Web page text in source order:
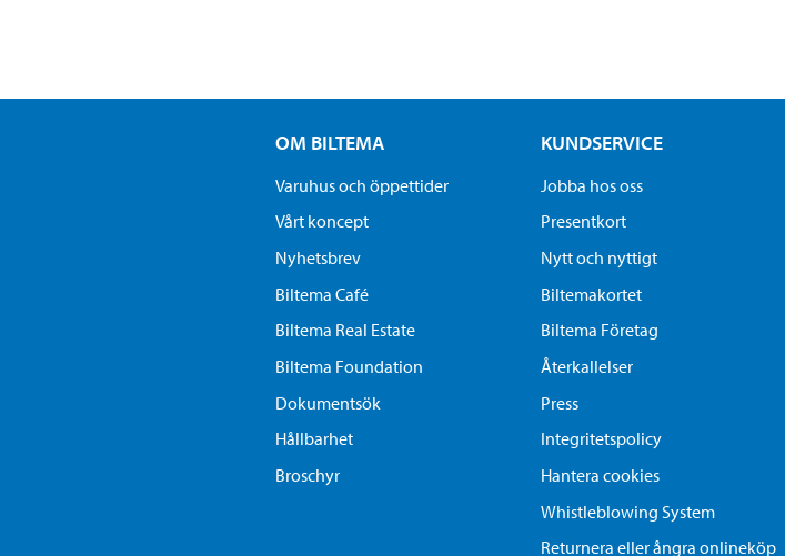
OM BILTEMA
Varuhus och öppettider
Vårt koncept
Nyhetsbrev
Biltema Café
Biltema Real Estate
Biltema Foundation
Dokumentsök
Hållbarhet
Broschyr
KUNDSERVICE
Jobba hos oss
Presentkort
Nytt och nyttigt
Biltemakortet
Biltema Företag
Återkallelser
Press
Integritetspolicy
Hantera cookies
Whistleblowing System
Returnera eller ångra onlineköp